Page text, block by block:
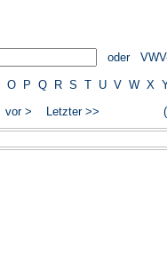
oder
O P Q R S T U V W X
vor > Letzter >> (